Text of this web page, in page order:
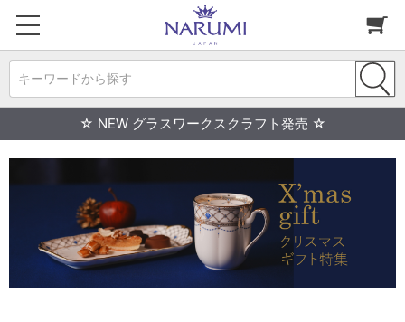
キーワードから探す
☆ NEW グラスワークスクラフト発売 ☆